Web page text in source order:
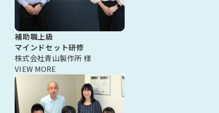
補助職上級
マインドセット研修
株式会社青山製作所 様
VIEW MORE